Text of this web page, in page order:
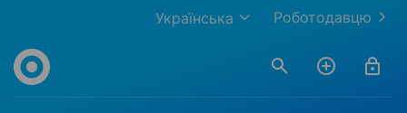
Роботодавцю
Українська